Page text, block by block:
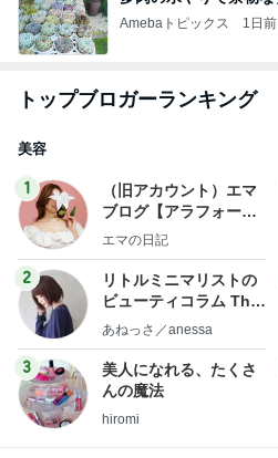
Amebaトピックス 1日前
トップブロガーランキング
美容
1
（旧アカウント）エマ
ブログ【アラフォー会
社売却セカンドライ
エマの日記
2
リトルミニマリストの
ビューティコラム The
little minimalist's bea
あねっさ／anessa
3
美人になれる、たくさ
んの魔法
hiromi